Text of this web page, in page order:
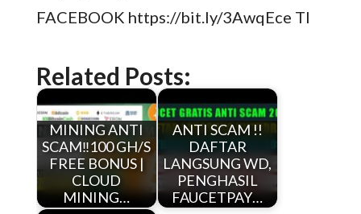
FACEBOOK https://bit.ly/3AwqEce TI
Related Posts:
MINING ANTI
SCAM‼️100 GH/S
FREE BONUS |
CLOUD
MINING…
ANTI SCAM !!
DAFTAR
LANGSUNG WD,
PENGHASIL
FAUCETPAY…